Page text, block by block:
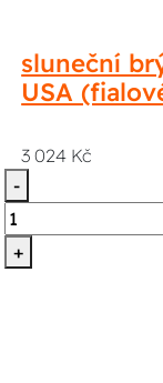
sluneční
USA
3 024 Kč
-
+